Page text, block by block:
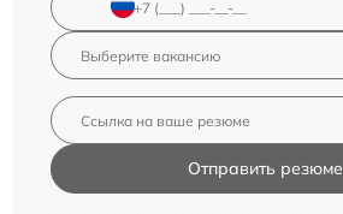
Отправить резюме